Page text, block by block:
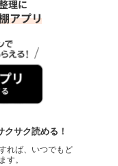
サク読める！
れば、いつでもど
す。